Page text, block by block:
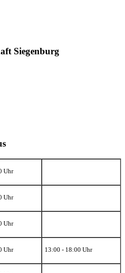
Siegenburg
Uhr
Uhr
Uhr
Uhr
13:00 - 18:00 Uhr